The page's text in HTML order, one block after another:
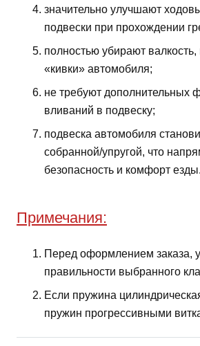
значительно улучшают
подвески при прохождении
полностью убирают
«кивки» автомобиля;
не требуют дополнительных
вливаний в подвеску;
подвеска автомобиля
собранной/упругой, что
безопасность и комфорт езды.
Примечания:
Перед оформлением заказа,
правильности выбранного
Если пружина
пружин прогрессивными